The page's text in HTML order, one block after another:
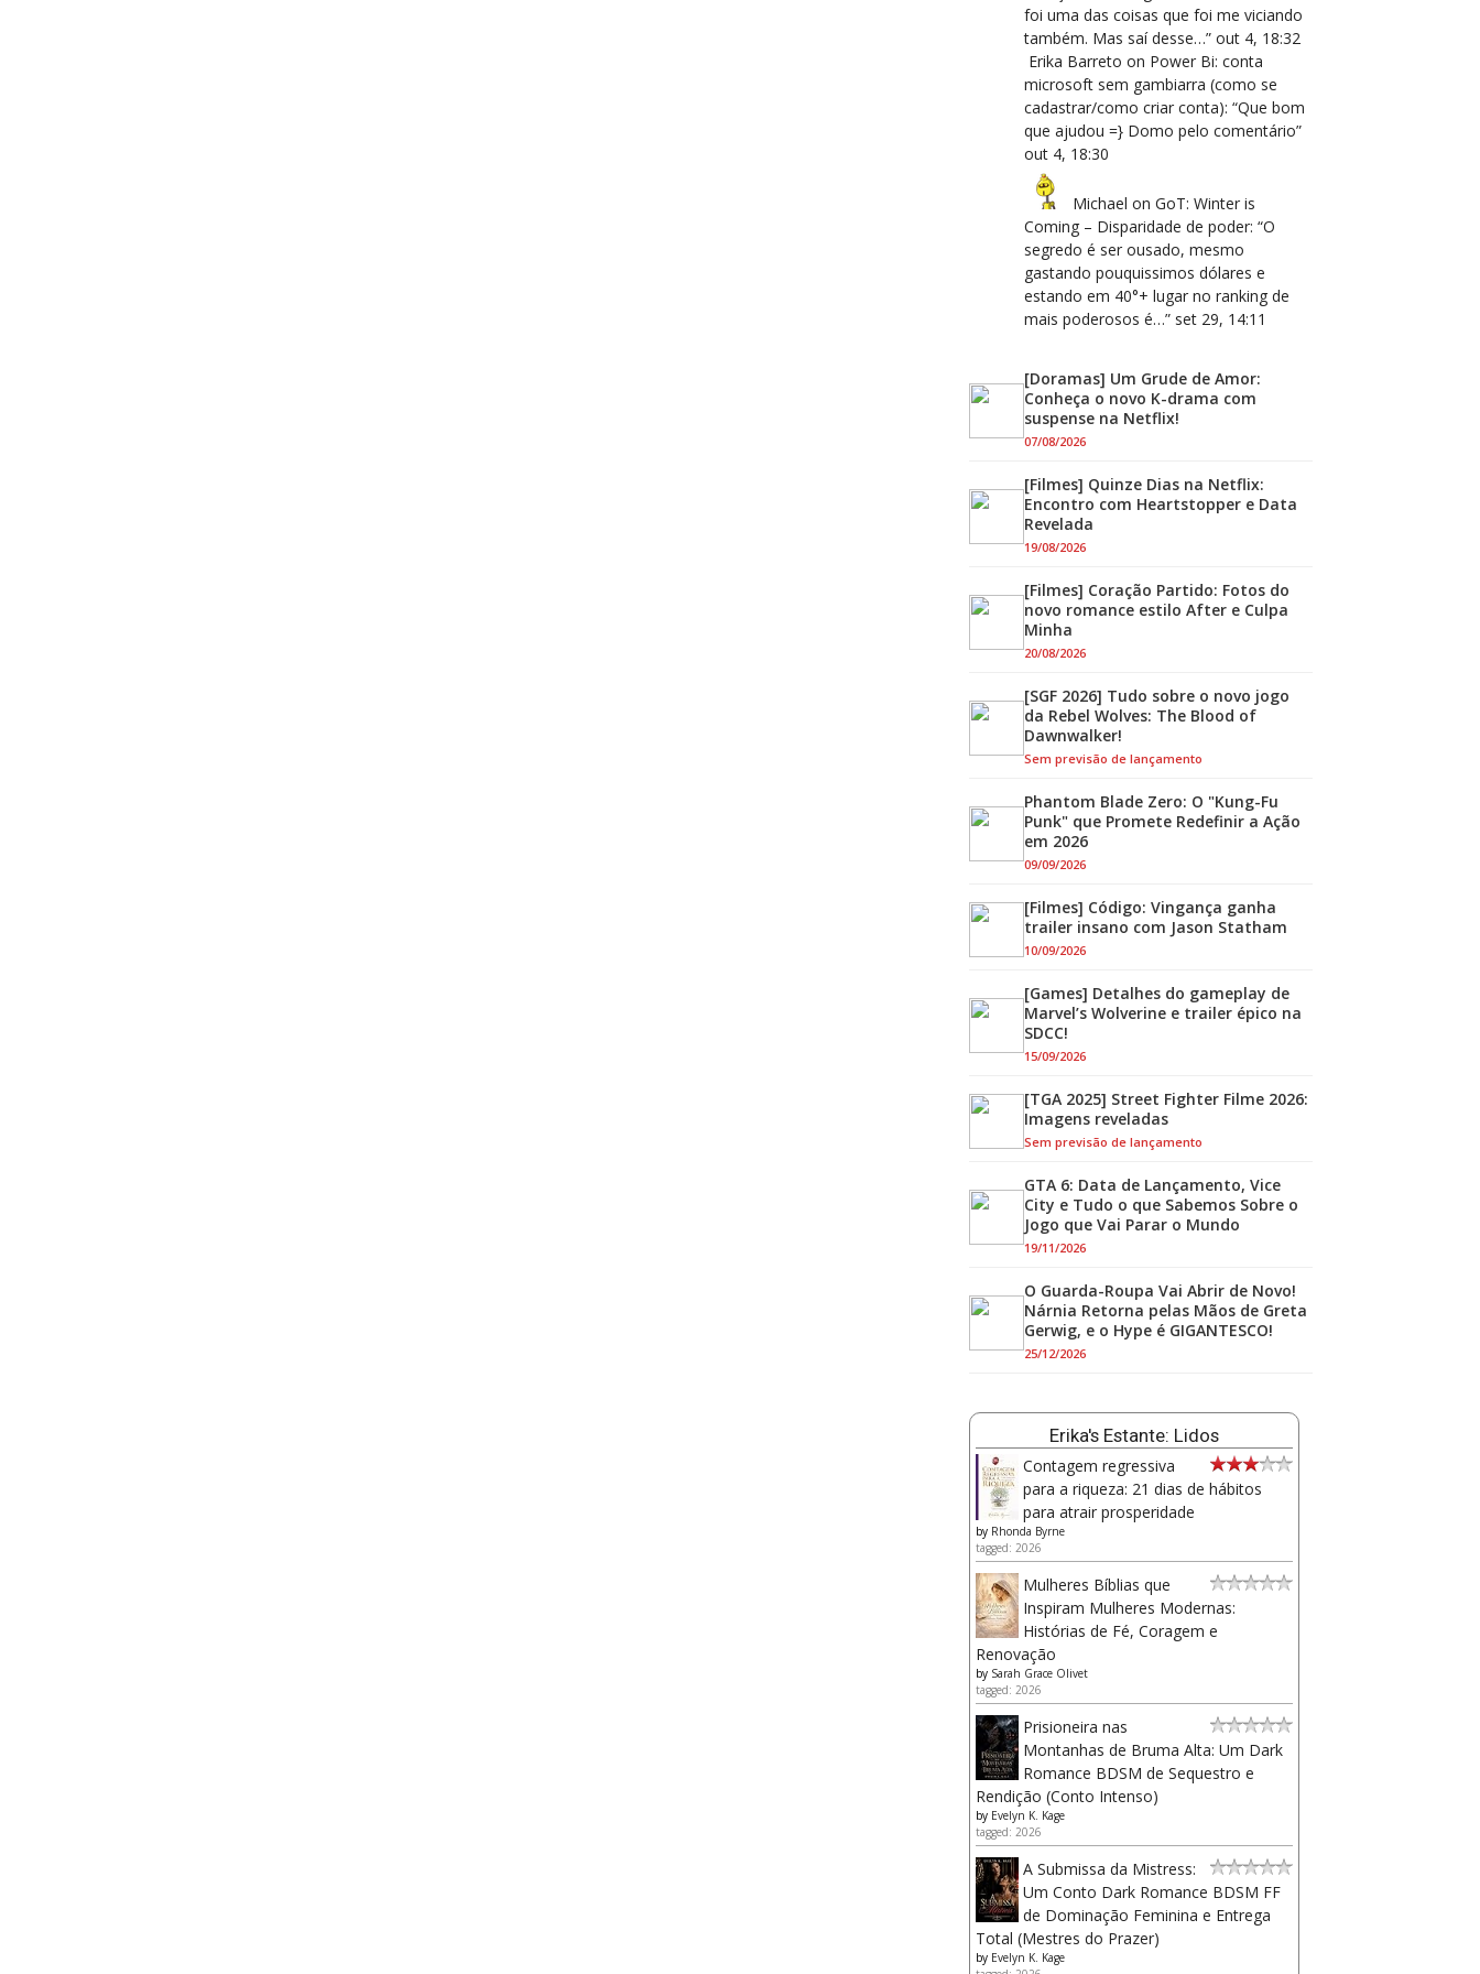
foi uma das coisas que foi me viciando
também. Mas saí desse…” out 4, 18:32
Erika Barreto on Power Bi: conta
microsoft sem gambiarra (como se
cadastrar/como criar conta): “Que bom
que ajudou =} Domo pelo comentário”
out 4, 18:30
Michael on GoT: Winter is
Coming – Disparidade de poder: “O
segredo é ser ousado, mesmo
gastando pouquissimos dólares e
estando em 40°+ lugar no ranking de
mais poderosos é…” set 29, 14:11
[Doramas] Um Grude de Amor:
Conheça o novo K-drama com
suspense na Netflix!
07/08/2026
[Filmes] Quinze Dias na Netflix:
Encontro com Heartstopper e Data
Revelada
19/08/2026
[Filmes] Coração Partido: Fotos do
novo romance estilo After e Culpa
Minha
20/08/2026
[SGF 2026] Tudo sobre o novo jogo
da Rebel Wolves: The Blood of
Dawnwalker!
Sem previsão de lançamento
Phantom Blade Zero: O "Kung-Fu
Punk" que Promete Redefinir a Ação
em 2026
09/09/2026
[Filmes] Código: Vingança ganha
trailer insano com Jason Statham
10/09/2026
[Games] Detalhes do gameplay de
Marvel’s Wolverine e trailer épico na
SDCC!
15/09/2026
[TGA 2025] Street Fighter Filme 2026:
Imagens reveladas
Sem previsão de lançamento
GTA 6: Data de Lançamento, Vice
City e Tudo o que Sabemos Sobre o
Jogo que Vai Parar o Mundo
19/11/2026
O Guarda-Roupa Vai Abrir de Novo!
Nárnia Retorna pelas Mãos de Greta
Gerwig, e o Hype é GIGANTESCO!
25/12/2026
Erika's Estante: Lidos
Contagem regressiva
para a riqueza: 21 dias de hábitos
para atrair prosperidade
by Rhonda Byrne
tagged: 2026
Mulheres Bíblias que
Inspiram Mulheres Modernas:
Histórias de Fé, Coragem e
Renovação
by Sarah Grace Olivet
tagged: 2026
Prisioneira nas
Montanhas de Bruma Alta: Um Dark
Romance BDSM de Sequestro e
Rendição (Conto Intenso)
by Evelyn K. Kage
tagged: 2026
A Submissa da Mistress:
Um Conto Dark Romance BDSM FF
de Dominação Feminina e Entrega
Total (Mestres do Prazer)
by Evelyn K. Kage